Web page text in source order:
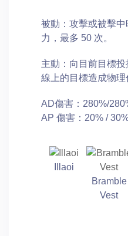
被動：攻擊或被擊
力，最多 50 次。
主動：向目前目標
線上的目標造成物理
AD傷害：280%/
AP 傷害：20% /
Illaoi
Bramble
Vest